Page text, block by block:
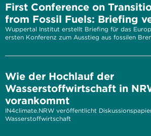
First Conference on
from Fossil Fuels: Briefing
Wuppertal Institut erstellt Briefing für das
ersten Konferenz zum Ausstieg aus fossilen
Wie der Hochlauf der
Wasserstoffwirtschaft in
vorankommt
IN4climate.NRW veröffentlicht
Wasserstoffwirtschaft